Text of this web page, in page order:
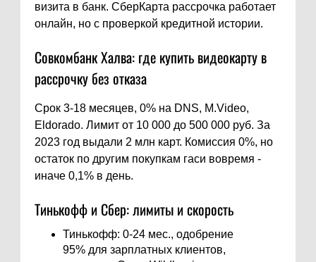
визита в банк. СберКарта рассрочка работает
онлайн, но с проверкой кредитной истории.
Совкомбанк Халва: где купить видеокарту в
рассрочку без отказа
Срок 3-18 месяцев, 0% на DNS, M.Video,
Eldorado. Лимит от 10 000 до 500 000 руб. За
2023 год выдали 2 млн карт. Комиссия 0%, но
остаток по другим покупкам гаси вовремя -
иначе 0,1% в день.
Тинькофф и Сбер: лимиты и скорость
Тинькофф: 0-24 мес., одобрение
95% для зарплатных клиентов,